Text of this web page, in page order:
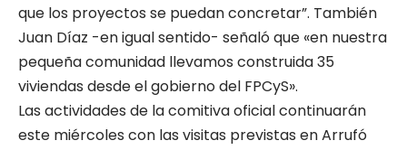
que los proyectos se puedan concretar”. También
Juan Díaz -en igual sentido- señaló que «en nuestra
pequeña comunidad llevamos construida 35
viviendas desde el gobierno del FPCyS».
Las actividades de la comitiva oficial continuarán
este miércoles con las visitas previstas en Arrufó